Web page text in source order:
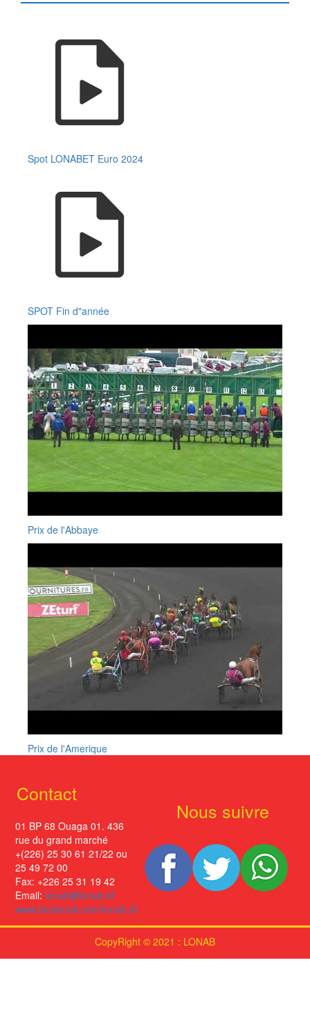
Spot LONABET Euro 2024
SPOT Fin d"année
Prix de l'Abbaye
Prix de l'Amerique
Contact
01 BP 68 Ouaga 01. 436
rue du grand marché
+(226) 25 30 61 21/22 ou
25 49 72 00
Fax: +226 25 31 19 42
Email: lonab@lonab.bf
www.facebook.com/lonab.bf
Nous suivre
CopyRight © 2021 : LONAB